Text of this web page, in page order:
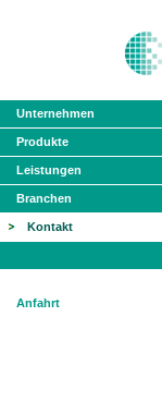
Unternehmen
Produkte
Leistungen
Branchen
Kontakt
Anfahrt